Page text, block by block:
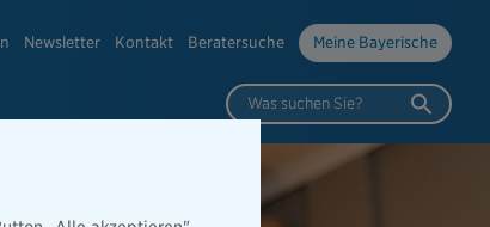
Newsletter Kontakt Beratersuche Meine Bayerische
Was suchen Sie?